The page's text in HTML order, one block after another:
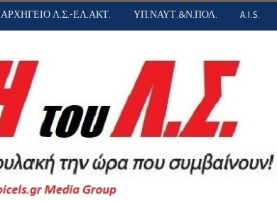
ΑΡΧΗΓΕΙΟ Λ.Σ.-ΕΛ.ΑΚΤ. ΥΠ.ΝΑΥΤ.&Ν.ΠΟΛ. A.I.S.